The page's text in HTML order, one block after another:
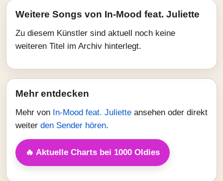
Weitere Songs von In-Mood feat. Juliette
Zu diesem Künstler sind aktuell noch keine
weiteren Titel im Archiv hinterlegt.
Mehr entdecken
Mehr von In-Mood feat. Juliette ansehen oder direkt
weiter den Sender hören.
🔥 Aktuelle Charts bei 1000 Oldies